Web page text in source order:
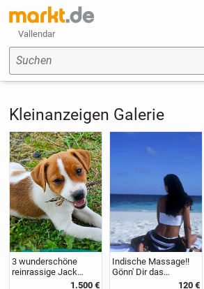
Vallendar
Suchen
Kleinanzeigen Galerie
3 wunderschöne
reinrassige Jack
1.500 €
Indische Massage!!
Gönn' Dir das
120 €